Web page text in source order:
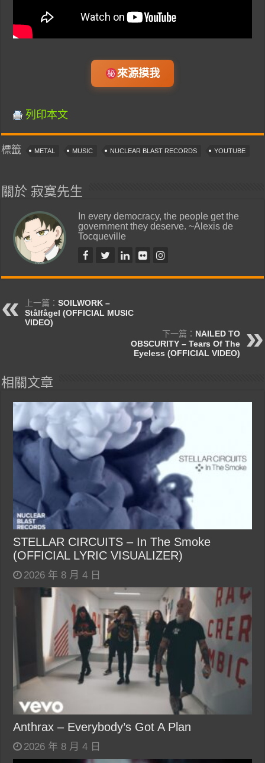
來源摸我
列印本文
標籤 METAL MUSIC NUCLEAR BLAST RECORDS YOUTUBE
關於 寂寞先生
In every democracy, the people get the
government they deserve. ~Alexis de
Tocqueville
上一篇：SOILWORK –
Stålfågel (OFFICIAL MUSIC
VIDEO)
下一篇： NAILED TO
OBSCURITY – Tears Of The
Eyeless (OFFICIAL VIDEO)
相關文章
STELLAR CIRCUITS – In The Smoke
(OFFICIAL LYRIC VISUALIZER)
2026 年 8 月 4 日
Anthrax – Everybody’s Got A Plan
2026 年 8 月 4 日